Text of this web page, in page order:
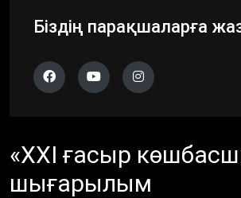
Біздің парақшаларға
«ХХІ ғасыр
шығарылым